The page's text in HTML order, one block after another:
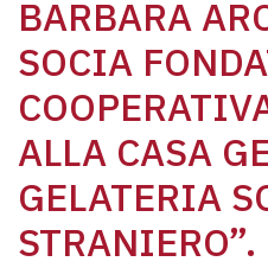
BARBARA
SOCIA
ALLA CASA
GELATERIA
STRANIERO”.